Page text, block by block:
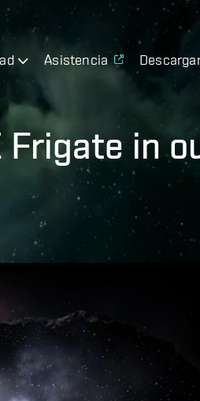
Asistencia
Frigate in